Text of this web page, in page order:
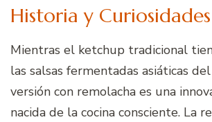
Historia y Curiosidades
Mientras el ketchup tradicional
las salsas fermentadas asiáticas
versión con remolacha es una
nacida de la cocina consciente. La